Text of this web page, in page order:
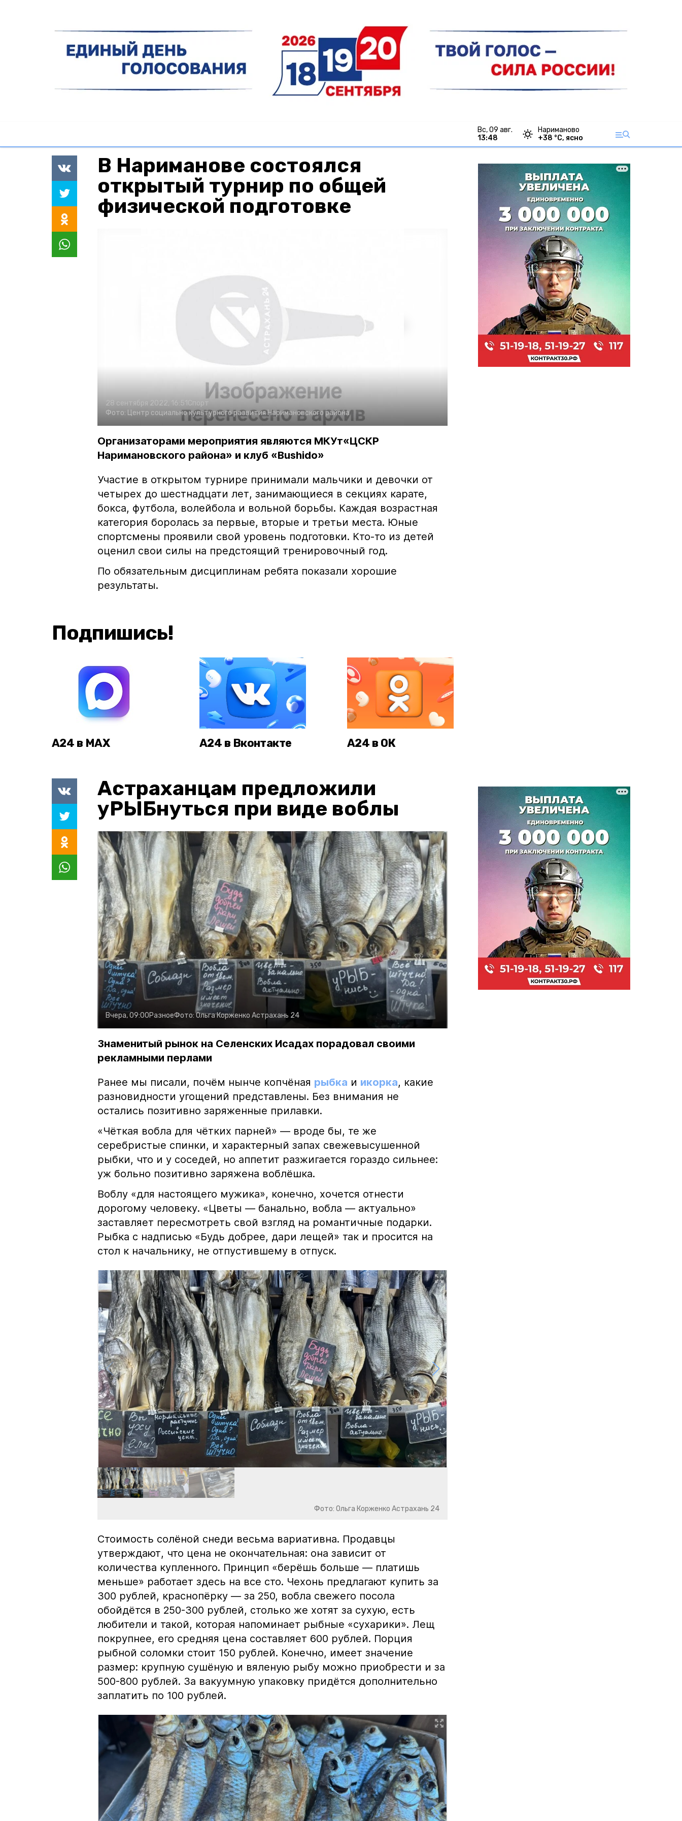
вс, 09 авг.
13:48
Нариманово
+38 °С, ясно
В Нариманове состоялся
открытый турнир по общей
физической подготовке
28 сентября 2022, 16:51 Спорт
Фото: Центр социально культурного развития Наримановского района
Организаторами мероприятия являются МКУт«ЦСКР
Наримановского района» и клуб «Bushido»
Участие в открытом турнире принимали мальчики и девочки от
четырех до шестнадцати лет, занимающиеся в секциях карате,
бокса, футбола, волейбола и вольной борьбы. Каждая возрастная
категория боролась за первые, вторые и третьи места. Юные
спортсмены проявили свой уровень подготовки. Кто-то из детей
оценил свои силы на предстоящий тренировочный год.
По обязательным дисциплинам ребята показали хорошие
результаты.
Подпишись!
А24 в MAX А24 в Вконтакте А24 в ОК
Астраханцам предложили
уРЫБнуться при виде воблы
Вчера, 09:00РазноеФото:Ольга Корженко Астрахань 24
Знаменитый рынок на Селенских Исадах порадовал своими
рекламными перлами
Ранее мы писали, почём нынче копчёная рыбка и икорка, какие
разновидности угощений представлены. Без внимания не
остались позитивно заряженные прилавки.
«Чёткая вобла для чётких парней» — вроде бы, те же
серебристые спинки, и характерный запах свежевысушенной
рыбки, что и у соседей, но аппетит разжигается гораздо сильнее:
уж больно позитивно заряжена воблёшка.
Воблу «для настоящего мужика», конечно, хочется отнести
дорогому человеку. «Цветы — банально, вобла — актуально»
заставляет пересмотреть свой взгляд на романтичные подарки.
Рыбка с надписью «Будь добрее, дари лещей» так и просится на
стол к начальнику, не отпустившему в отпуск.
Фото: Ольга Корженко Астрахань 24
Стоимость солёной снеди весьма вариативна. Продавцы
утверждают, что цена не окончательная: она зависит от
количества купленного. Принцип «берёшь больше — платишь
меньше» работает здесь на все сто. Чехонь предлагают купить за
300 рублей, краснопёрку — за 250, вобла свежего посола
обойдётся в 250-300 рублей, столько же хотят за сухую, есть
любители и такой, которая напоминает рыбные «сухарики». Лещ
покрупнее, его средняя цена составляет 600 рублей. Порция
рыбной соломки стоит 150 рублей. Конечно, имеет значение
размер: крупную сушёную и вяленую рыбу можно приобрести и за
500-800 рублей. За вакуумную упаковку придётся дополнительно
заплатить по 100 рублей.